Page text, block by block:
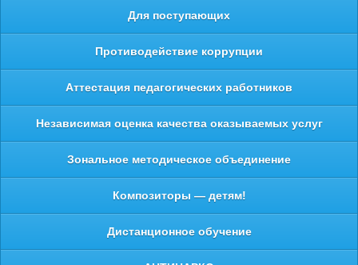
Для поступающих
Противодействие коррупции
Аттестация педагогических работников
Независимая оценка качества оказываемых услуг
Зональное методическое объединение
Композиторы — детям!
Дистанционное обучение